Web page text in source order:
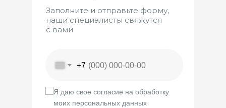
Заполните и отправьте форму,
наши специалисты свяжутся
с вами
+7
Я даю свое согласие на обработку
моих персональных данных